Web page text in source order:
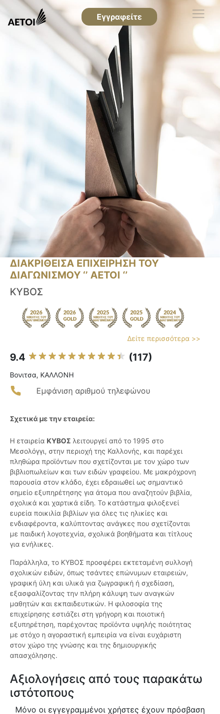
Εγγραφείτε
ΔΙΑΚΡΙΘΕΙΣΑ ΕΠΙΧΕΙΡΗΣΗ ΤΟΥ
ΔΙΑΓΩΝΙΣΜΟΥ ‘’ ΑΕΤΟΙ ‘’
ΚΥΒΟΣ
Δείτε περισσότερα >>
9.4 (117)
Βονιτσα, ΚΑΛΛΟΝΗ
Εμφάνιση αριθμού τηλεφώνου
Σχετικά με την εταιρεία:
Η εταιρεία ΚΥΒΟΣ λειτουργεί από το 1995 στο
Μεσολόγγι, στην περιοχή της Καλλονής, και παρέχει
πληθώρα προϊόντων που σχετίζονται με τον χώρο των
βιβλιοπωλείων και των ειδών γραφείου. Με μακρόχρονη
παρουσία στον κλάδο, έχει εδραιωθεί ως σημαντικό
σημείο εξυπηρέτησης για άτομα που αναζητούν βιβλία,
σχολικά και χαρτικά είδη. Το κατάστημα φιλοξενεί
ευρεία ποικιλία βιβλίων για όλες τις ηλικίες και
ενδιαφέροντα, καλύπτοντας ανάγκες που σχετίζονται
με παιδική λογοτεχνία, σχολικά βοηθήματα και τίτλους
για ενήλικες.
Παράλληλα, το ΚΥΒΟΣ προσφέρει εκτεταμένη συλλογή
σχολικών ειδών, όπως τσάντες επώνυμων εταιρειών,
γραφική ύλη και υλικά για ζωγραφική ή σχεδίαση,
εξασφαλίζοντας την πλήρη κάλυψη των αναγκών
μαθητών και εκπαιδευτικών. Η φιλοσοφία της
επιχείρησης εστιάζει στη γρήγορη και ποιοτική
εξυπηρέτηση, παρέχοντας προϊόντα υψηλής ποιότητας
με στόχο η αγοραστική εμπειρία να είναι ευχάριστη
στον χώρο της γνώσης και της δημιουργικής
απασχόλησης.
Αξιολογήσεις από τους παρακάτω
ιστότοπους
Μόνο οι εγγεγραμμένοι χρήστες έχουν πρόσβαση